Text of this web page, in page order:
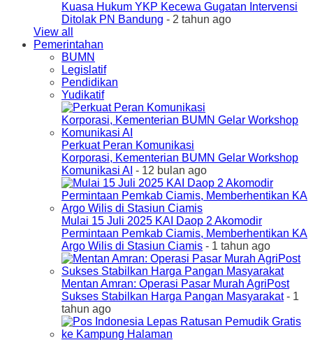
Kuasa Hukum YKP Kecewa Gugatan Intervensi
Ditolak PN Bandung - 2 tahun ago
View all
Pemerintahan
BUMN
Legislatif
Pendidikan
Yudikatif
Perkuat Peran Komunikasi
Korporasi, Kementerian BUMN Gelar Workshop
Komunikasi AI - 12 bulan ago
Mulai 15 Juli 2025 KAI Daop 2 Akomodir
Permintaan Pemkab Ciamis, Memberhentikan KA
Argo Wilis di Stasiun Ciamis - 1 tahun ago
Mentan Amran: Operasi Pasar Murah AgriPost
Sukses Stabilkan Harga Pangan Masyarakat- 1
tahun ago